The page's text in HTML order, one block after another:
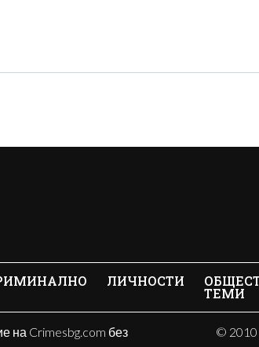
ЛИЧНОСТИ
ТЕМИ
на Crimesbg.com без
© 2010